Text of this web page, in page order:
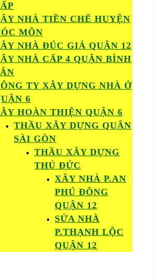
NHÀ TIỀN CHẾ HUYỆN
MÔN
NHÀ ĐÚC GIẢ QUẬN 12
NHÀ CẤP 4 QUẬN BÌNH
TY XÂY DỰNG NHÀ Ở
6
HOÀN THIỆN QUẬN 6
THẦU XÂY DỰNG QUẬN
SÀI GÒN
THẦU XÂY DỰNG
THỦ ĐỨC
XÂY NHÀ P.AN
PHÚ ĐÔNG
QUẬN 12
SỬA NHÀ
P.THẠNH LỘC
QUẬN 12